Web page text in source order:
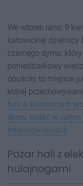
We wtorek rano, 9
katowickiej dzielnicy
czarnego dymu,
poniedziałkowy
opuściły to miejsce
której
hali w Katowicach
dymu widać w
miejscowościach
Pożar hali z
hulajnogami